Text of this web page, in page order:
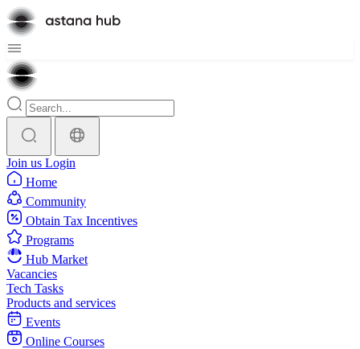
Join us Login
Home
Community
Obtain Tax Incentives
Programs
Hub Market
Vacancies
Tech Tasks
Products and services
Events
Online Courses